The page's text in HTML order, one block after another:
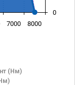
(Нм)
7000 8000
0